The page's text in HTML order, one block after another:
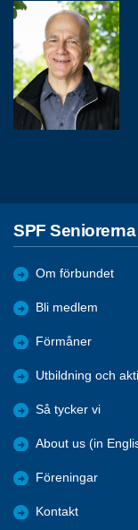
SPF Seniorerna
Om förbundet
Bli medlem
Förmåner
Utbildning och
Så tycker vi
About us (in
Föreningar
Kontakt